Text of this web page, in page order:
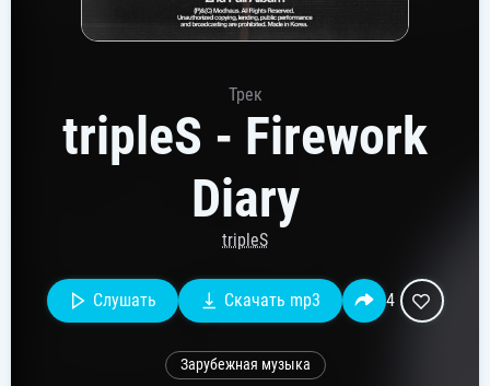
Трек
tripleS - Firework
Diary
tripleS
Слушать Скачать mp3 4
Зарубежная музыка